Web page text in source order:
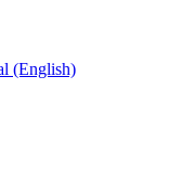
(English)